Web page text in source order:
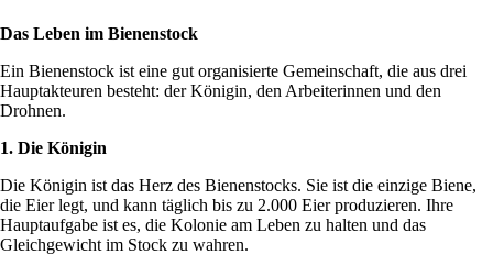
Das Leben im Bienenstock
Ein Bienenstock ist eine gut organisierte Gemeinschaft, die aus drei
Hauptakteuren besteht: der Königin, den Arbeiterinnen und den
Drohnen.
1. Die Königin
Die Königin ist das Herz des Bienenstocks. Sie ist die einzige Biene,
die Eier legt, und kann täglich bis zu 2.000 Eier produzieren. Ihre
Hauptaufgabe ist es, die Kolonie am Leben zu halten und das
Gleichgewicht im Stock zu wahren.